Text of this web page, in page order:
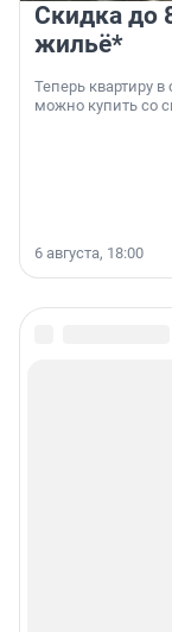
Скидка до
жильё*
Теперь квартиру
можно купить со
6 августа, 18:00